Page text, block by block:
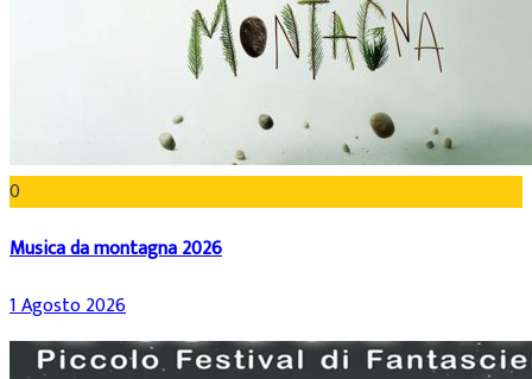
0
Musica da montagna 2026
1 Agosto 2026